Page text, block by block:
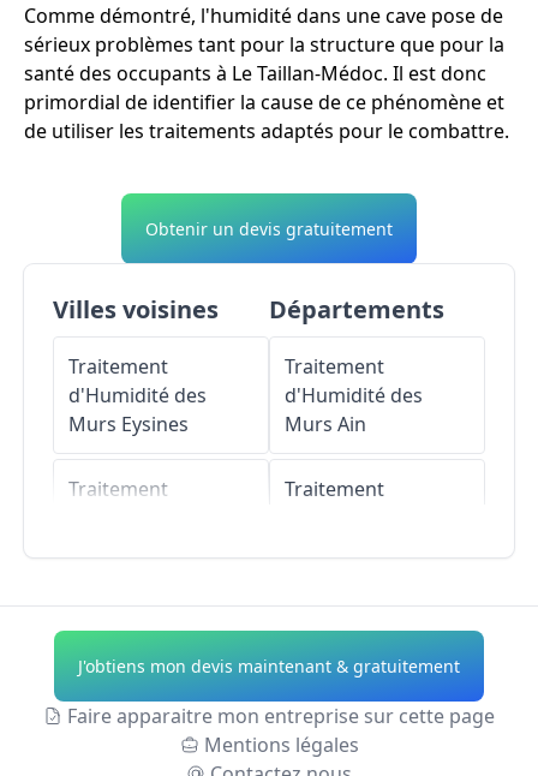
Comme démontré, l'humidité dans une cave pose de
sérieux problèmes tant pour la structure que pour la
santé des occupants à Le Taillan-Médoc. Il est donc
primordial de identifier la cause de ce phénomène et
de utiliser les traitements adaptés pour le combattre.
Obtenir un devis gratuitement
Villes voisines
Traitement
d'Humidité des
Murs Eysines
Traitement
Traitement
d'Humidité des
Murs Le Haillan
Traitement
d'Humidité des
Départements
Traitement
d'Humidité des
Murs Ain
Traitement
Traitement
d'Humidité des
Murs Allier
Traitement
d'Humidité des
J'obtiens mon devis maintenant & gratuitement
Faire apparaitre mon entreprise sur cette page
Mentions légales